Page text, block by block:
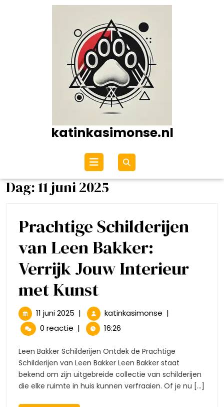
katinkasimonse.nl
Open
menu
Dag:11 juni 2025
Prachtige Schilderijen
van Leen Bakker:
Verrijk Jouw Interieur
met KunstPrachtige
Schilderijen
van
Leen
Bakker:
Verrijk
11 juni 2025
juni
2025
| katinkasimonse Prachtige
Bakker:
Verrijk
Jouw
Interieur
|
0 reactie | 16:26
Leen Bakker Schilderijen Ontdek de Prachtige
Schilderijen van Leen Bakker Leen Bakker staat
bekend om zijn uitgebreide collectie van schilderijen
die elke ruimte in huis kunnen verfraaien. Of je nu [...]